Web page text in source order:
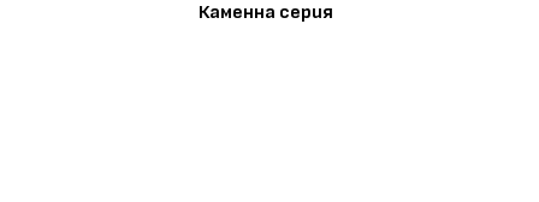
Каменна серия